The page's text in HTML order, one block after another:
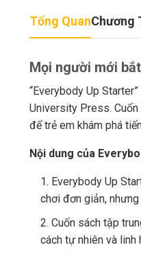
Tổng QuanChương
Mọi người mới
“Everybody Up
University Press.
để trẻ em khám phá
Nội dung của
Everybody Up
chơi đơn giản,
Cuốn sách tập
cách tự nhiên và linh